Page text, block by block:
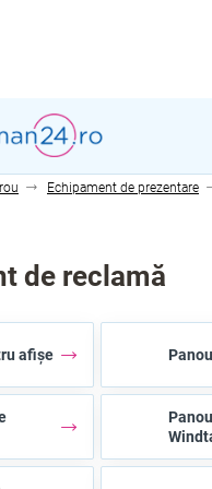
Echipament de prezentare
de reclamă
afișe